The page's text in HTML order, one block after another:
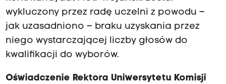
wykluczony przez radę uczelni z powodu –
jak uzasadniono – braku uzyskania przez
niego wystarczającej liczby głosów do
kwalifikacji do wyborów.
Oświadczenie Rektora Uniwersytetu Komisji